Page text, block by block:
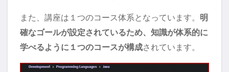
また、講座は１つのコース体系となっています。 明
確なゴールが設定されているため、知識が体系的に
学べるように１つのコースが構成されています。